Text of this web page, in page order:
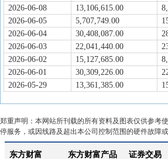
2026-06-08
13,106,615.00
2026-06-05
5,707,749.00
2026-06-04
30,408,087.00
2026-06-03
22,041,440.00
2026-06-02
15,127,685.00
2026-06-01
30,309,226.00
2026-05-29
13,361,385.00
郑重声明：本网站所刊载的所有资料及图表仅供参考
停服务，或因线路及超出本公司控制范围的硬件故障